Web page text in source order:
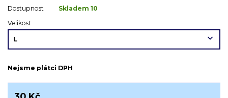
Dostupnost
Skladem 10
Velikost
Nejsme plátci DPH